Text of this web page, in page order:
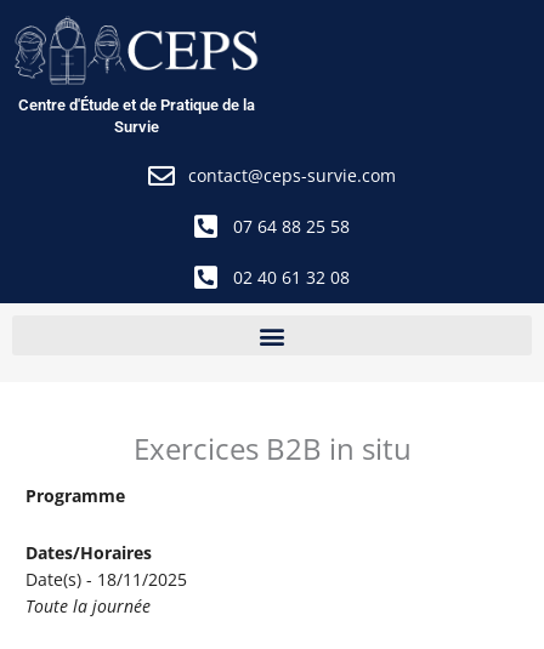
au
contenu
Centre d'Étude et de Pratique de la
Survie
contact@ceps-survie.com
07 64 88 25 58
02 40 61 32 08
Exercices B2B in situ
Programme
Dates/Horaires
Date(s) - 18/11/2025
Toute la journée